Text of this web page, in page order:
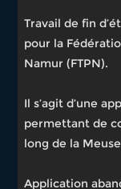
Travail de fin
pour la
Namur (FTPN).
Il s’agit d’une
permettant de
long de la
Application